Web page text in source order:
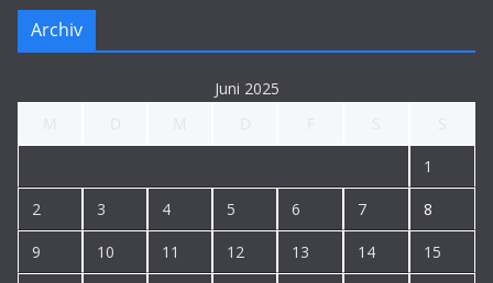
Archiv
Juni 2025
1
2 3 4 5 6 7 8
9 10 11 12 13 14 15